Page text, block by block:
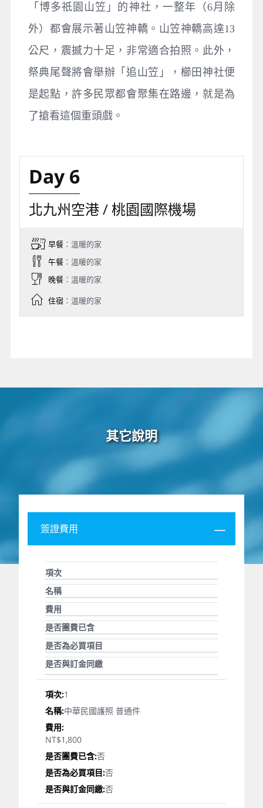
「博多祇園山笠」的神社，一整年（6月除
外）都會展示著山笠神轎。山笠神轎高達13
公尺，震撼力十足，非常適合拍照。此外，
祭典尾聲將會舉辦「追山笠」，櫛田神社便
是起點，許多民眾都會聚集在路邊，就是為
了搶看這個重頭戲。
Day 6
北九州空港 / 桃園國際機場
早餐：溫暖的家
午餐：溫暖的家
晚餐：溫暖的家
住宿：溫暖的家
其它說明
簽證費用
項次
名稱
費用
是否團費已含
是否為必買項目
是否與訂金同繳
1
中華民國護照 普通件
NT$1,800
否
否
否